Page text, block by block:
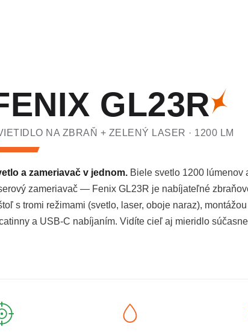
GL23R
NA ZBRAŇ + ZELENÝ LASER · 1200 LM
a zameriavač v jednom. Biele svetlo 1200 lúmenov
zameriavač — Fenix GL23R je nabíjateľné
s tromi režimami (svetlo, laser, oboje naraz),
a USB-C nabíjaním. Vidíte cieľ aj mieridlo